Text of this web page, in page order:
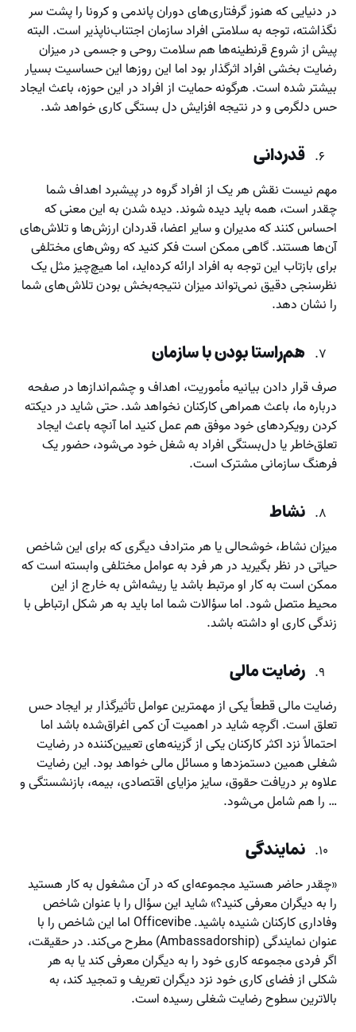
در دنیایی که هنوز گرفتاری‌های دوران پاندمی و کرونا را پشت سر
نگذاشته، توجه به سلامتی افراد سازمان اجتناب‌ناپذیر است. البته
پیش از شروع قرنطینه‌ها هم سلامت روحی و جسمی در میزان
رضایت بخشی افراد اثرگذار بود اما این روزها این حساسیت بسیار
بیشتر شده است. هرگونه حمایت از افراد در این حوزه، باعث ایجاد
حس دلگرمی و در نتیجه افزایش دل بستگی کاری خواهد شد.
قدردانی
مهم نیست نقش هر یک از افراد گروه در پیشبرد اهداف شما
چقدر است، همه باید دیده شوند. دیده شدن به این معنی که
احساس کنند که مدیران و سایر اعضا، قدردان ارزش‌ها و تلاش‌های
آن‌ها هستند. گاهی ممکن است فکر کنید که روش‌های مختلفی
برای بازتاب این توجه به افراد ارائه کرده‌اید، اما هیچ‌چیز مثل یک
نظرسنجی دقیق نمی‌تواند میزان نتیجه‌بخش بودن تلاش‌های شما
را نشان دهد.
هم‌راستا بودن با سازمان
صرف قرار دادن بیانیه مأموریت، اهداف و چشم‌اندازها در صفحه
درباره ما، باعث همراهی کارکنان نخواهد شد. حتی شاید در دیکته
کردن رویکردهای خود موفق هم عمل کنید اما آنچه باعث ایجاد
تعلق‌خاطر یا دل‌بستگی افراد به شغل خود می‌شود، حضور یک
فرهنگ سازمانی مشترک است.
نشاط
میزان نشاط، خوشحالی یا هر مترادف دیگری که برای این شاخص
حیاتی در نظر بگیرید در هر فرد به عوامل مختلفی وابسته است که
ممکن است به کار او مرتبط باشد یا ریشه‌اش به خارج از این
محیط متصل شود. اما سؤالات شما اما باید به هر شکل ارتباطی با
زندگی کاری او داشته باشد.
رضایت مالی
رضایت مالی قطعاً یکی از مهمترین عوامل تأثیرگذار بر ایجاد حس
تعلق است. اگرچه شاید در اهمیت آن کمی اغراق‌شده باشد اما
احتمالاً نزد اکثر کارکنان یکی از گزینه‌های تعیین‌کننده در رضایت
شغلی همین دستمزدها و مسائل مالی خواهد بود. این رضایت
علاوه بر دریافت حقوق، سایز مزایای اقتصادی، بیمه، بازنشستگی و
… را هم شامل می‌شود.
نمایندگی
«چقدر حاضر هستید مجموعه‌ای که در آن مشغول به کار هستید
را به دیگران معرفی کنید؟» شاید این سؤال را با عنوان شاخص
وفاداری کارکنان شنیده باشید. Officevibe اما این شاخص را با
عنوان نمایندگی (Ambassadorship) مطرح می‌کند. در حقیقت،
اگر فردی مجموعه کاری خود را به دیگران معرفی کند یا به هر
شکلی از فضای کاری خود نزد دیگران تعریف و تمجید کند، به
بالاترین سطوح رضایت شغلی رسیده است.